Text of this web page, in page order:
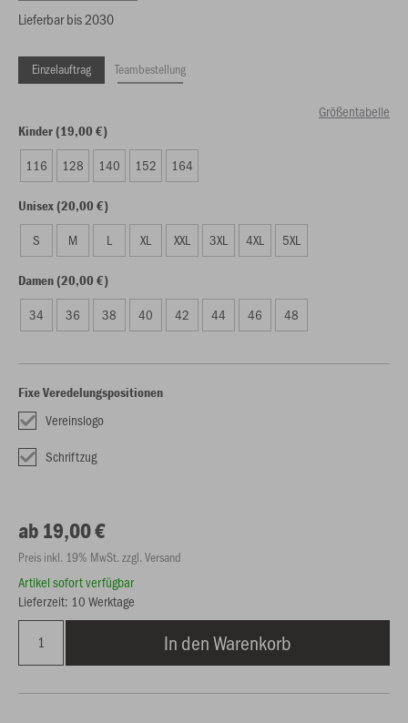
Lieferbar bis 2030
Einzelauftrag Teambestellung
Größentabelle
Kinder (19,00 €)
116 128 140 152 164
Unisex (20,00 €)
S M L XL XXL 3XL 4XL 5XL
Damen (20,00 €)
34 36 38 40 42 44 46 48
Fixe Veredelungspositionen
Vereinslogo
Schriftzug
ab 19,00 €
Preis inkl. 19% MwSt. zzgl. Versand
Artikel sofort verfügbar
Lieferzeit: 10 Werktage
In den Warenkorb